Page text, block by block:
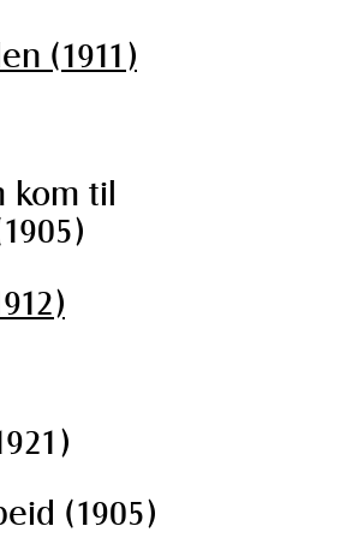
(1911)
kom til
(1905)